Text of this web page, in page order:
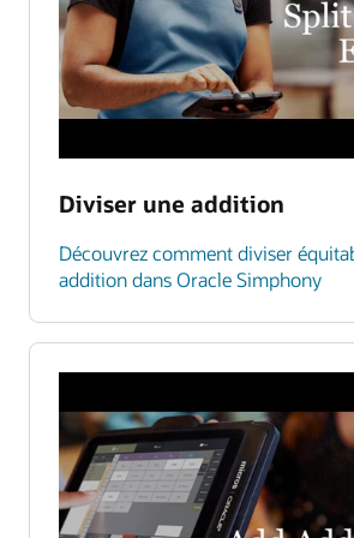
Diviser une addition
Découvrez comment diviser
addition dans Oracle Simphony